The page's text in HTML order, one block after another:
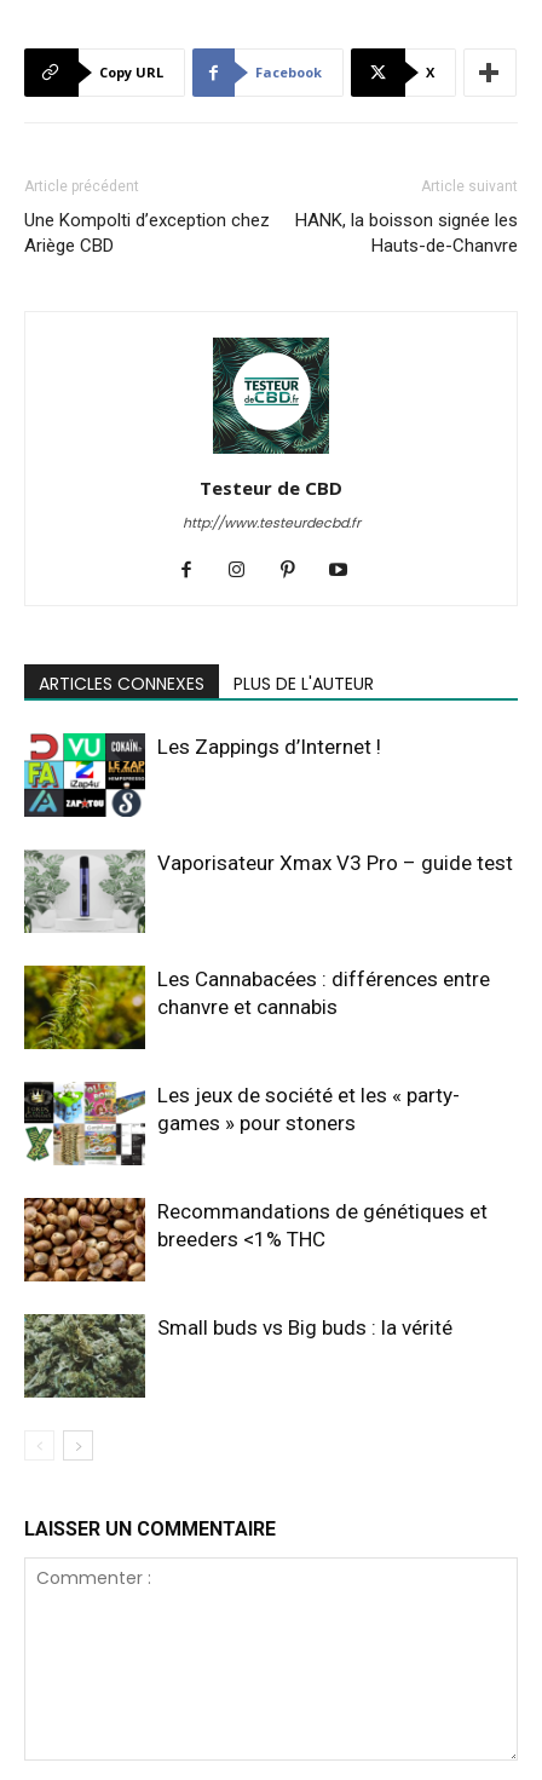
Copy URL Facebook X
Article précédent
Une Kompolti d’exception chez
Ariège CBD
Article suivant
HANK, la boisson signée les
Hauts-de-Chanvre
Testeur de CBD
http://www.testeurdecbd.fr
ARTICLES CONNEXES PLUS DE L'AUTEUR
Les Zappings d’Internet !
Vaporisateur Xmax V3 Pro – guide test
Les Cannabacées : différences entre
chanvre et cannabis
Les jeux de société et les « party-
games » pour stoners
Recommandations de génétiques et
breeders <1% THC
Small buds vs Big buds : la vérité
LAISSER UN COMMENTAIRE